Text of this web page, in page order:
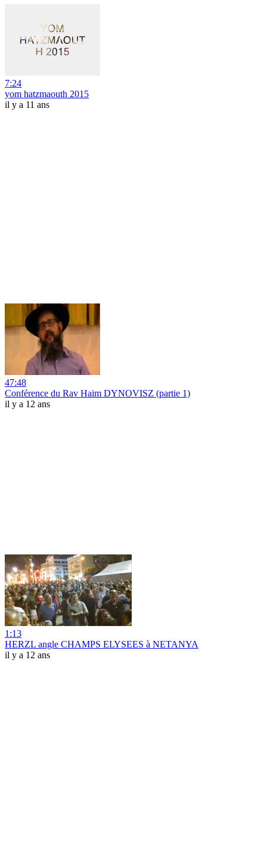
7:24
yom hatzmaouth 2015
il y a 11 ans
47:48
Conférence du Rav Haim DYNOVISZ (partie 1)
il y a 12 ans
1:13
HERZL angle CHAMPS ELYSEES à NETANYA
il y a 12 ans